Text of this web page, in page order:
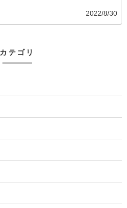
2022/8/30
カテゴリ